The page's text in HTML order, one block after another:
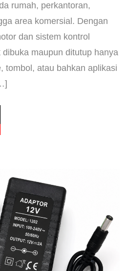
rumah, perkantoran,
area komersial. Dengan
dan sistem kontrol
maupun ditutup hanya
tombol, atau bahkan aplikasi